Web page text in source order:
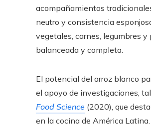
acompañamientos
neutro y consistencia
vegetales, carnes, legumbres
balanceada y completa.
El potencial del arroz blanco
el apoyo de investigaciones,
Food Science (2020), que
en la cocina de América Latina.